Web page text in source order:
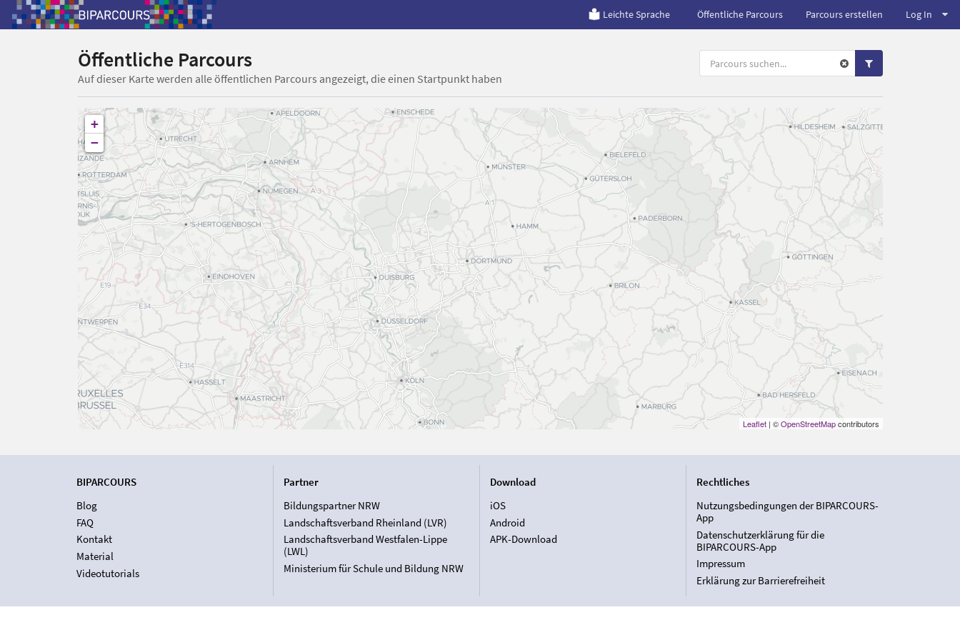
Leichte Sprache Öffentliche Parcours Parcours erstellen Log In
Öffentliche Parcours
Auf dieser Karte werden alle öffentlichen Parcours angezeigt, die einen Startpunkt haben
+
−
Leaflet| ©OpenStreetMapcontributors
BIPARCOURS
Blog
FAQ
Kontakt
Material
Videotutorials
Partner
Bildungspartner NRW
Landschaftsverband Rheinland (LVR)
Landschaftsverband Westfalen-Lippe
(LWL)
Ministerium für Schule und Bildung NRW
Download
iOS
Android
APK-Download
Rechtliches
Nutzungsbedingungen der BIPARCOURS-
App
Datenschutzerklärung für die
BIPARCOURS-App
Impressum
Erklärung zur Barrierefreiheit